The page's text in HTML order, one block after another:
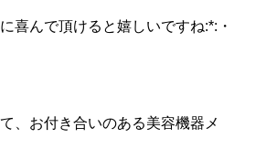
喜んで頂けると嬉しいですね:*:・
、お付き合いのある美容機器メ